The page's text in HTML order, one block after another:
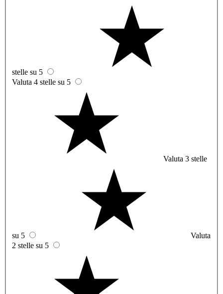
stelle su 5
Valuta 4 stelle su 5
Valuta 3 stelle
su 5
Valuta
2 stelle su 5